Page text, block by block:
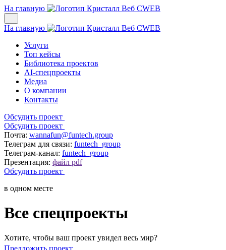
На главную
На главную
Услуги
Топ кейсы
Библиотека проектов
AI-спецпроекты
Медиа
О компании
Контакты
Обсудить проект
Обсудить проект
Почта: wannafun@funtech.group
Телеграм для связи: funtech_group
Телеграм-канал: funtech_group
Презентация: файл pdf
Обсудить проект
в одном месте
Все спецпроекты
Хотите, чтобы ваш проект увидел весь мир?
Предложить проект